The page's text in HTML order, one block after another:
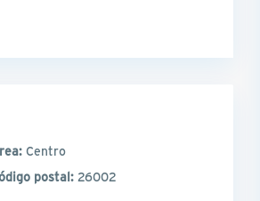
Centro
postal: 26002